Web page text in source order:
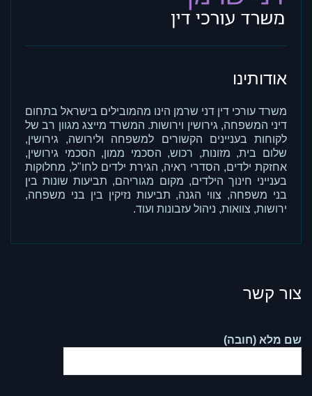
אודותינו
משרד עורכי דין דני שרמן הינו מהמובילים בישראל בתחום
דיני המשפחה, גירושין וירושות. המשרד מייצג מגוון רב של
לקוחות בעניינים הקשורים למשפחה ולירושה, גירושין,
שלום בית, מזונות, רכוש, הסכמי ממון, הסכמי גירושין,
אחזקת ילדים, הסדרי ראיה, הגירת ילדים לחו"ל, מחלוקות
בענייני חינוך הילדים, מקום מגוריהם, תביעות שונות בין
בני משפחה, צווי הגנה, תביעות נזיקין בין בני משפחה,
ירושות, צוואות, ניהול עזבונות ועוד.
צור קשר
שם מלא (חובה)